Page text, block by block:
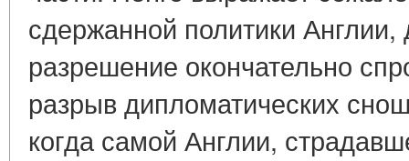
сдержанной политики
разрешение окончательно
разрыв дипломатических
когда самой Англии,